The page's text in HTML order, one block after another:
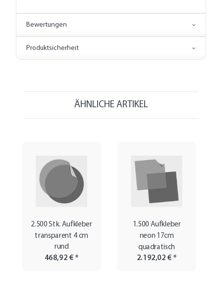
Bewertungen
Produktsicherheit
ÄHNLICHE ARTIKEL
2.500 Stk. Aufkleber
transparent 4 cm
rund
468,92 € *
1.500 Aufkleber
neon 17cm
quadratisch
2.192,02 € *